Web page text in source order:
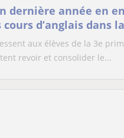
dernière année en
cours d’anglais dans
aux élèves de la 3e
revoir et consolider le...